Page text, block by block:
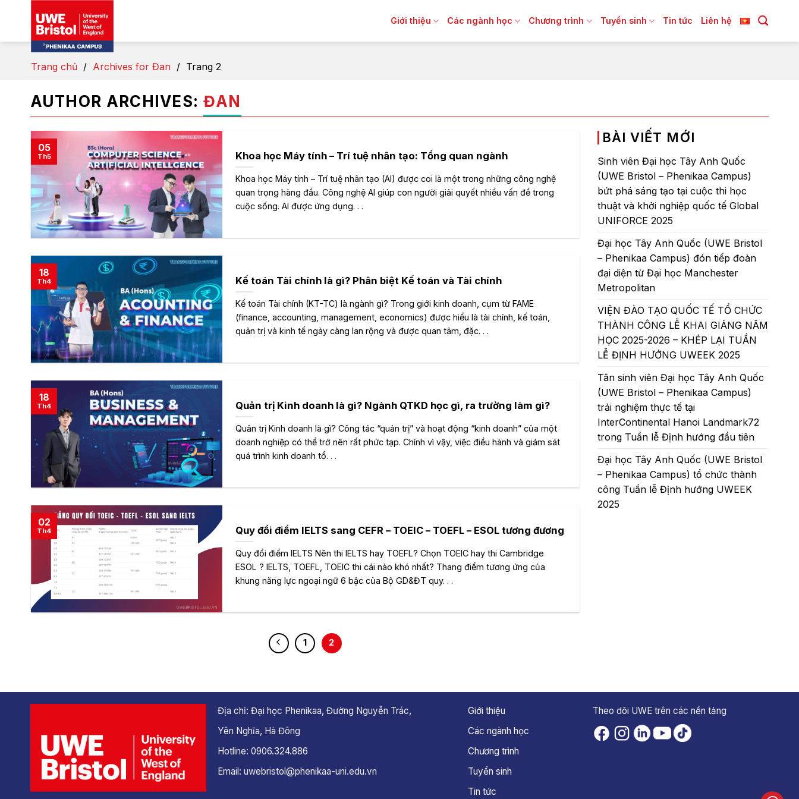
Giới thiệu Các ngành học Chương trình Tuyển sinh Tin tức Liên hệ
Trang chủ / Archives for Đan / Trang 2
AUTHOR ARCHIVES: ĐAN
Khoa học Máy tính – Trí tuệ nhân tạo: Tổng quan ngành
Khoa học Máy tính – Trí tuệ nhân tạo (AI) được coi là một trong những công nghệ
quan trọng hàng đầu. Công nghệ AI giúp con người giải quyết nhiều vấn đề trong
cuộc sống. AI được ứng dụng. . .
05
Th5
Kế toán Tài chính là gì? Phân biệt Kế toán và Tài chính
Kế toán Tài chính (KT-TC) là ngành gì? Trong giới kinh doanh, cụm từ FAME
(finance, accounting, management, economics) được hiểu là tài chính, kế toán,
quản trị và kinh tế ngày càng lan rộng và được quan tâm, đặc. . .
18
Th4
Quản trị Kinh doanh là gì? Ngành QTKD học gì, ra trường làm gì?
Quản trị Kinh doanh là gì? Công tác “quản trị” và hoạt động “kinh doanh” của một
doanh nghiệp có thể trở nên rất phức tạp. Chính vì vậy, việc điều hành và giám sát
quá trình kinh doanh tổ. . .
18
Th4
Quy đổi điểm IELTS sang CEFR – TOEIC – TOEFL – ESOL tương đương
Quy đổi điểm IELTS Nên thi IELTS hay TOEFL? Chọn TOEIC hay thi Cambridge
ESOL ? IELTS, TOEFL, TOEIC thi cái nào khó nhất? Thang điểm tương ứng của
khung năng lực ngoại ngữ 6 bậc của Bộ GD&ĐT quy. . .
02
Th4
1 2
BÀI VIẾT MỚI
Sinh viên Đại học Tây Anh Quốc
(UWE Bristol – Phenikaa Campus)
bứt phá sáng tạo tại cuộc thi học
thuật và khởi nghiệp quốc tế Global
UNIFORCE 2025
Đại học Tây Anh Quốc (UWE Bristol
– Phenikaa Campus) đón tiếp đoàn
đại diện từ Đại học Manchester
Metropolitan
VIỆN ĐÀO TẠO QUỐC TẾ TỔ CHỨC
THÀNH CÔNG LỄ KHAI GIẢNG NĂM
HỌC 2025-2026 – KHÉP LẠI TUẦN
LỄ ĐỊNH HƯỚNG UWEEK 2025
Tân sinh viên Đại học Tây Anh Quốc
(UWE Bristol – Phenikaa Campus)
trải nghiệm thực tế tại
InterContinental Hanoi Landmark72
trong Tuần lễ Định hướng đầu tiên
Đại học Tây Anh Quốc (UWE Bristol
– Phenikaa Campus) tổ chức thành
công Tuần lễ Định hướng UWEEK
2025
Địa chỉ: Đại học Phenikaa, Đường Nguyễn Trác,
Yên Nghĩa, Hà Đông
Hotline: 0906.324.886
Email: uwebristol@phenikaa-uni.edu.vn
Giới thiệu
Các ngành học
Chương trình
Tuyển sinh
Tin tức
Theo dõi UWE trên các nền tảng